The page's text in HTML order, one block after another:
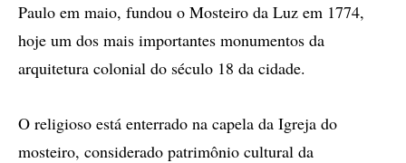
Paulo em maio, fundou o Mosteiro da Luz em 1774,
hoje um dos mais importantes monumentos da
arquitetura colonial do século 18 da cidade.
O religioso está enterrado na capela da Igreja do
mosteiro, considerado patrimônio cultural da